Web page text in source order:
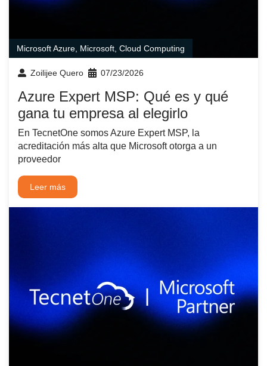
Microsoft Azure Microsoft Cloud Computing
Zoilijee Quero 07/23/2026
Azure Expert MSP: Qué es y qué
gana tu empresa al elegirlo
En TecnetOne somos Azure Expert MSP, la
acreditación más alta que Microsoft otorga a un
proveedor
Leer más